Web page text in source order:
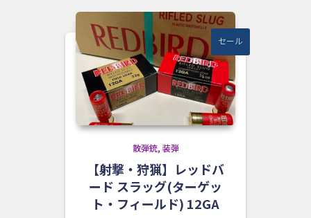
セール
散弾銃 装弾
【射撃・狩猟】レッドバ
ード スラッグ(ターゲッ
ト・フィールド) 12GA